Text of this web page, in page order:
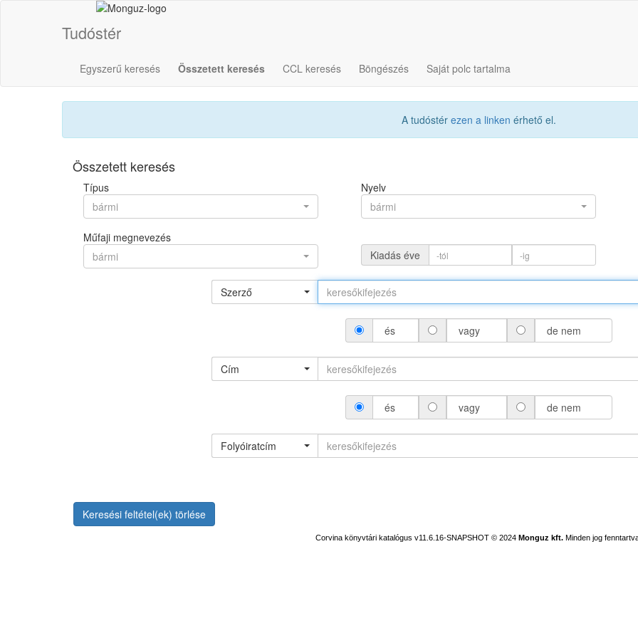
Tudóstér
Egyszerű keresés Összetett keresés CCL keresés Böngészés Saját polc tartalma
A tudóstér ezen a linken érhető el.
Összetett keresés
Típus
bármi
Nyelv
bármi
Műfaji megnevezés
bármi
Kiadás éve
Szerző
és vagy de nem
Cím
és vagy de nem
Folyóiratcím
Keresési feltétel(ek) törlése
Corvina könyvtári katalógus v11.6.16-SNAPSHOT © 2024 Monguz kft. Minden jog